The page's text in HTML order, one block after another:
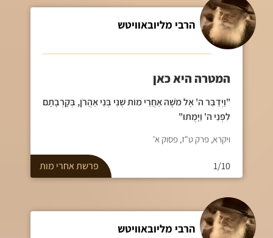
הרבי מליובאוויטש
המטרה היא כאן
"וַיְדַבֵּר ה' אֶל מֹשֶׁה אַחֲרֵי מוֹת שְׁנֵי בְּנֵי אַהֲרֹן, בְּקָרְבָתָם
לִפְנֵי ה' וַיָּמֻתוּ"
ויקרא, פרק ט"ז, פסוק א'
1/10 פרשתאחרי מות
הרבי מליובאוויטש